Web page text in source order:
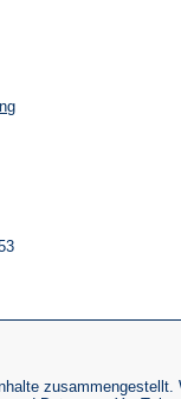
zusammengestellt.